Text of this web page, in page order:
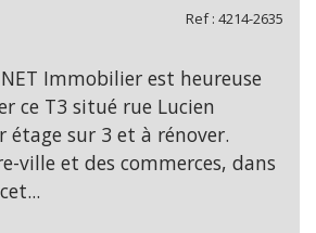
Ref : 4214-2635
Immobilier est heureuse
ce T3 situé rue Lucien
étage sur 3 et à rénover.
ville et des commerces, dans